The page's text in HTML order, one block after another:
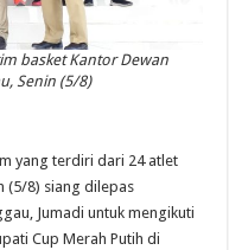
basket Kantor Dewan
Senin (5/8)
yang terdiri dari 24 atlet
(5/8) siang dilepas
Jumadi untuk mengikuti
Cup Merah Putih di